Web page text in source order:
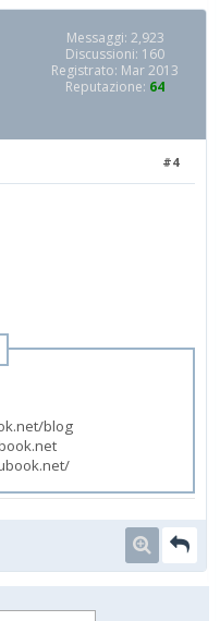
Messaggi: 2,923
Discussioni: 160
Registrato: Mar 2013
Reputazione: 64
#4
blog